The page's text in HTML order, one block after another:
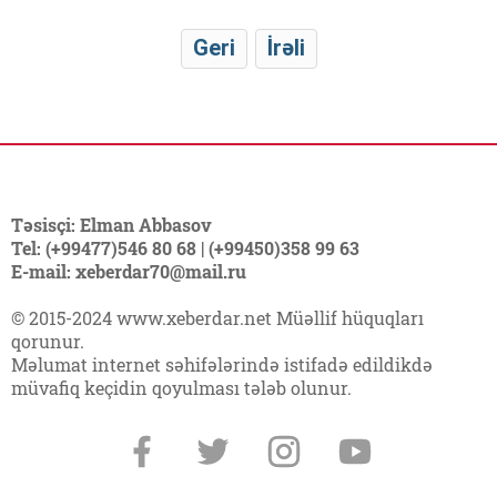
Geri İrəli
Təsisçi: Elman Abbasov
Tel: (+99477)546 80 68 | (+99450)358 99 63
E-mail: xeberdar70@mail.ru
© 2015-2024 www.xeberdar.net Müəllif hüquqları
qorunur.
Məlumat internet səhifələrində istifadə edildikdə
müvafiq keçidin qoyulması tələb olunur.